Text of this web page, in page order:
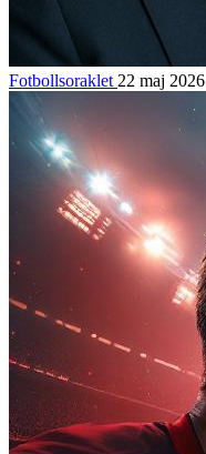
Fotbollsoraklet 22 maj 2026